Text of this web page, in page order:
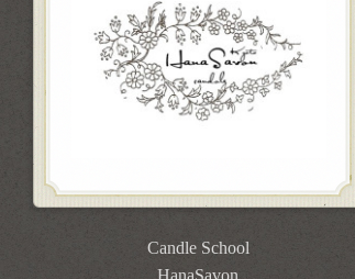
Candle School
....HanaSavon....